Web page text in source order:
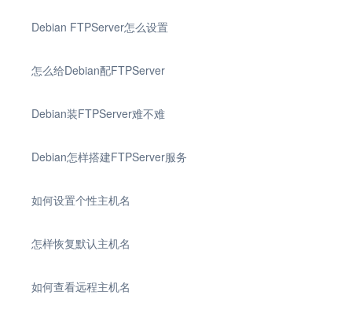
Debian FTPServer怎么设置
怎么给Debian配FTPServer
Debian装FTPServer难不难
Debian怎样搭建FTPServer服务
如何设置个性主机名
怎样恢复默认主机名
如何查看远程主机名